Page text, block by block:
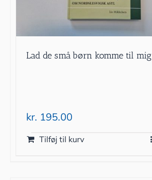
Lad de små børn komme til mig
kr. 195.00
Tilføj til kurv